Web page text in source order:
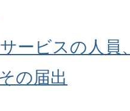
ービスの人員
の届出